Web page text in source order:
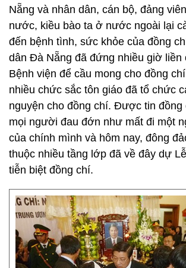
Nẵng và nhân dân, cán bộ, đảng
nước, kiều bào ta ở nước ngoài lại
đến bệnh tình, sức khỏe của đồng
dân Đà Nẵng đã đứng nhiều giờ liền
Bệnh viện để cầu mong cho đồng
nhiều chức sắc tôn giáo đã tổ chức
nguyện cho đồng chí. Được tin đồng
mọi người đau đớn như mất đi một
của chính mình và hôm nay, đông
thuộc nhiều tầng lớp đã về đây dự
tiễn biệt đồng chí.